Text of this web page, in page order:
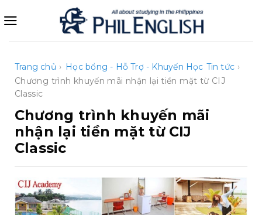
qua
Trang chủ › Học bổng - Hỗ Trợ - Khuyến Học Tin tức ›
Chương trình khuyến mãi nhận lại tiền mặt từ CIJ
Classic
Chương trình khuyến mãi
nhận lại tiền mặt từ CIJ
Classic